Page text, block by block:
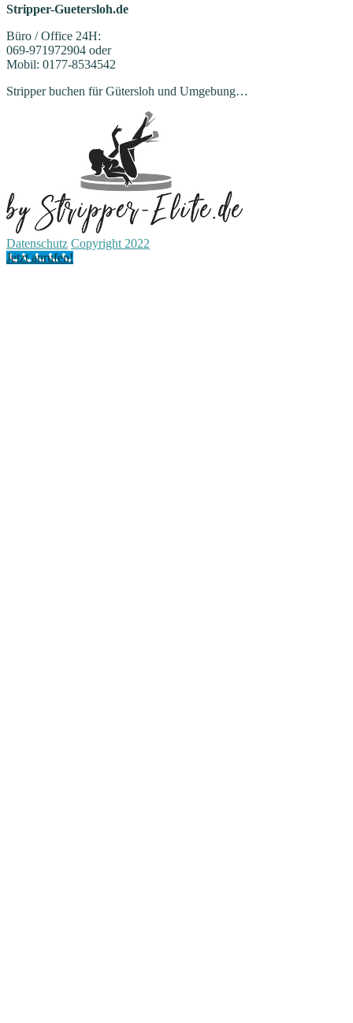
Stripper-Guetersloh.de
Büro / Office 24H:
069-971972904 oder
Mobil: 0177-8534542
Stripper buchen für Gütersloh und Umgebung…
Datenschutz Copyright 2022
Jetzt anrufen!